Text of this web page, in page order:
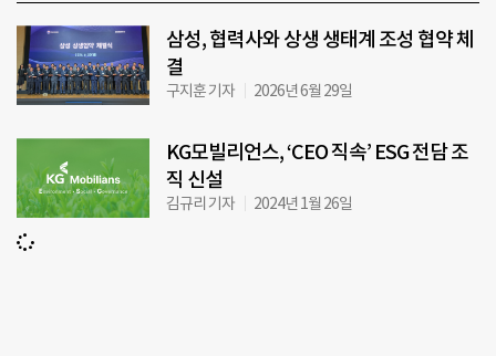
삼성, 협력사와 상생 생태계 조성 협약 체
결
구지훈 기자 2026년 6월 29일
KG모빌리언스, ‘CEO 직속’ ESG 전담 조
직 신설
김규리 기자 2024년 1월 26일